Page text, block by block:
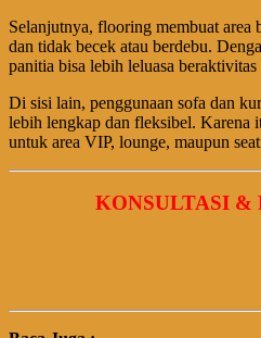
Selanjutnya, flooring membuat area
dan tidak becek atau berdebu.
panitia bisa lebih leluasa beraktivitas
Di sisi lain, penggunaan sofa dan
lebih lengkap dan fleksibel. Karena
untuk area VIP, lounge, maupun
KONSULTASI &